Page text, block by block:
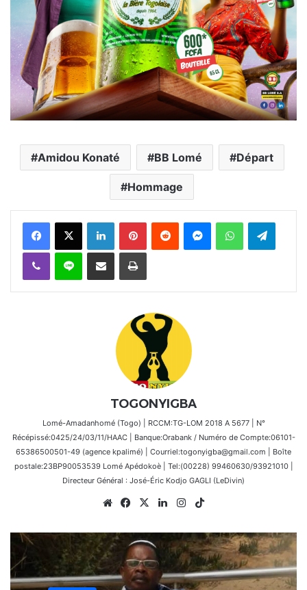
Amidou Konaté BB Lomé Départ
Hommage
FacebookX Linkedin PinterestReddit MessengerWhatsAppTelegram
Viber Ligne Partager par email Imprimer
TOGONYIGBA
Lomé-Amadanhomé (Togo) | RCCM:TG-LOM 2018 A 5677 | N°
Récépissé:0425/24/03/11/HAAC | Banque:Orabank / Numéro de Compte:06101-
65386500501-49 (agence kpalimé) | Courriel:togonyigba@gmail.com | Boîte
postale:23BP90053539 Lomé Apédokoè | Tel:(00228) 99460630/93921010 |
Directeur Général : José-Éric Kodjo GAGLI (LeDivin)
WebsiteFacebook
X LinkedinInstagram